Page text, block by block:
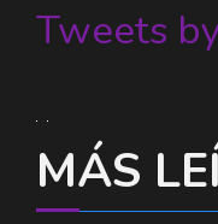
Tweets
MÁS